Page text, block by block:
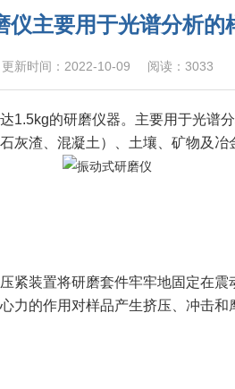
仪主要用于光谱分析的
更新时间：2022-10-09 阅读：3033
1.5kg的研磨仪器。主要用于光谱
渣、混凝土）、土壤、矿物及
紧装置将研磨套件牢牢地固定在
的作用对样品产生挤压、冲击和